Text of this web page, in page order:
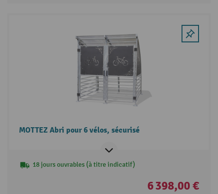
MOTTEZ Abri pour 6 vélos, sécurisé
18 jours ouvrables (à titre indicatif)
6 398,00 €